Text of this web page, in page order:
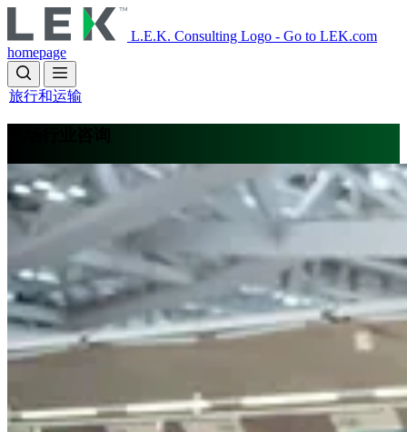
to
main
content
L.E.K. Consulting Logo - Go to LEK.com
homepage
旅行和运输